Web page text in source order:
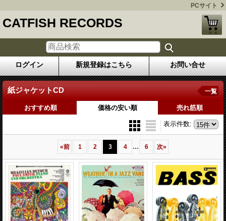
PCサイト
CATFISH RECORDS
ログイン 新規登録はこちら お問い合せ
紙ジャケットCD 一覧
おすすめ順 価格の安い順 売れ筋順
表示件数:
«前 1 2 3 4 ... 6 次»